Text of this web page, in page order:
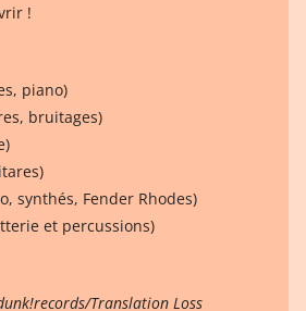
!
piano)
bruitages)
synthés, Fender Rhodes)
et percussions)
Translation Loss